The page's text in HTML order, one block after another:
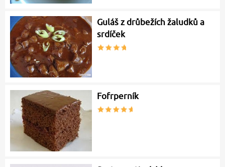
Guláš z drůbežích žaludků a
srdíček
Fofrperník